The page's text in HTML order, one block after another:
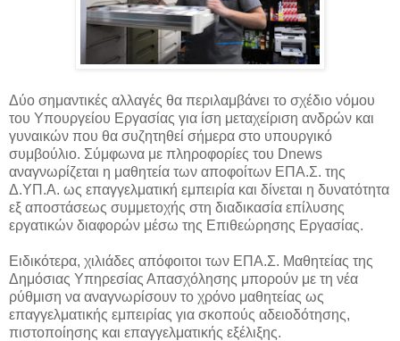
Δύο σημαντικές αλλαγές θα περιλαμβάνει το σχέδιο νόμου
του Υπουργείου Εργασίας για ίση μεταχείριση ανδρών και
γυναικών που θα συζητηθεί σήμερα στο υπουργικό
συμβούλιο. Σύμφωνα με πληροφορίες του Dnews
αναγνωρίζεται η μαθητεία των αποφοίτων ΕΠΑ.Σ. της
Δ.ΥΠ.Α. ως επαγγελματική εμπειρία και δίνεται η δυνατότητα
εξ αποστάσεως συμμετοχής στη διαδικασία επίλυσης
εργατικών διαφορών μέσω της Επιθεώρησης Εργασίας.
Ειδικότερα, χιλιάδες απόφοιτοι των ΕΠΑ.Σ. Μαθητείας της
Δημόσιας Υπηρεσίας Απασχόλησης μπορούν με τη νέα
ρύθμιση να αναγνωρίσουν το χρόνο μαθητείας ως
επαγγελματικής εμπειρίας για σκοπούς αδειοδότησης,
πιστοποίησης και επαγγελματικής εξέλιξης.